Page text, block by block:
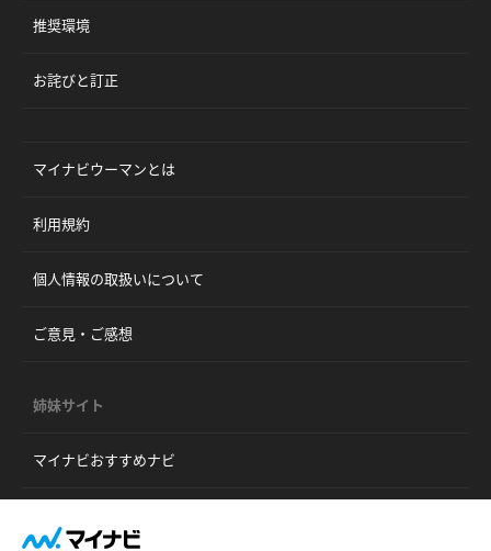
推奨環境
お詫びと訂正
マイナビウーマンとは
利用規約
個人情報の取扱いについて
ご意見・ご感想
姉妹サイト
マイナビおすすめナビ